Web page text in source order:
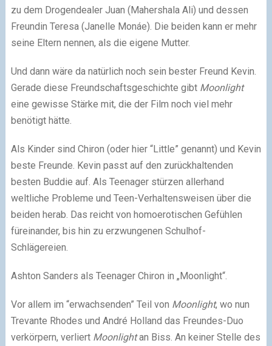
zu dem Drogendealer Juan (Mahershala Ali) und dessen
Freundin Teresa (Janelle Monáe). Die beiden kann er mehr
seine Eltern nennen, als die eigene Mutter.
Und dann wäre da natürlich noch sein bester Freund Kevin.
Gerade diese Freundschaftsgeschichte gibt Moonlight
eine gewisse Stärke mit, die der Film noch viel mehr
benötigt hätte.
Als Kinder sind Chiron (oder hier “Little” genannt) und Kevin
beste Freunde. Kevin passt auf den zurückhaltenden
besten Buddie auf. Als Teenager stürzen allerhand
weltliche Probleme und Teen-Verhaltensweisen über die
beiden herab. Das reicht von homoerotischen Gefühlen
füreinander, bis hin zu erzwungenen Schulhof-
Schlägereien.
Ashton Sanders als Teenager Chiron in „Moonlight“.
Vor allem im “erwachsenden” Teil von Moonlight, wo nun
Trevante Rhodes und André Holland das Freundes-Duo
verkörpern, verliert Moonlightan Biss. An keiner Stelle des